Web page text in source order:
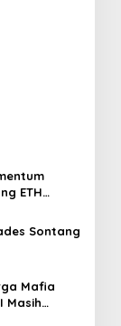
ETH
Sontang
Mafia
Masih